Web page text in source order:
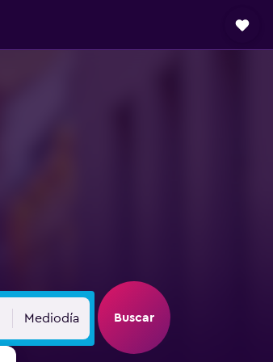
Mediodía Buscar